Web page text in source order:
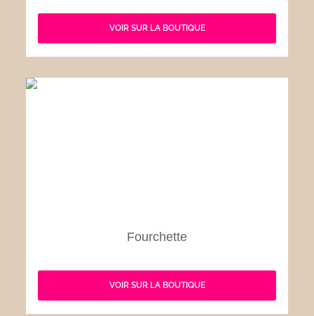
VOIR SUR LA BOUTIQUE
Fourchette
VOIR SUR LA BOUTIQUE